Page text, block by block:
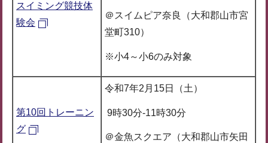
スイミング競技体
験会
＠スイムピア奈良（大和郡山市宮
堂町310）
※小4～小6のみ対象
第10回トレーニン
グ
令和7年2月15日（土）
9時30分-11時30分
＠金魚スクエア（大和郡山市矢田